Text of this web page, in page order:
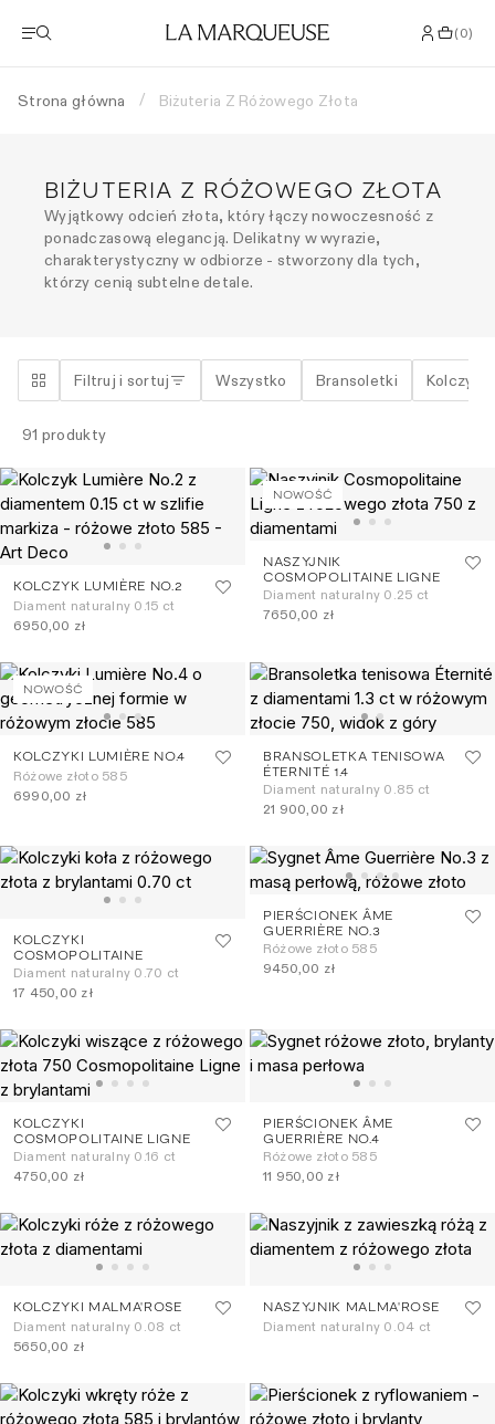
(0)
Strona główna / Biżuteria Z Różowego Złota
BIŻUTERIA Z RÓŻOWEGO ZŁOTA
Wyjątkowy odcień złota, który łączy nowoczesność z
ponadczasową elegancją. Delikatny w wyrazie,
charakterystyczny w odbiorze - stworzony dla tych,
którzy cenią subtelne detale.
Filtruj i sortuj Wszystko Bransoletki Kolczyki
91 produkty
KOLCZYK LUMIÈRE NO.2
Diament naturalny 0.15 ct
6950,00 zł
NOWOŚĆ
NASZYJNIK
COSMOPOLITAINE LIGNE
Diament naturalny 0.25 ct
7650,00 zł
NOWOŚĆ
KOLCZYKI LUMIÈRE NO.4
Różowe złoto 585
6990,00 zł
BRANSOLETKA TENISOWA
ÉTERNITÉ 1.4
Diament naturalny 0.85 ct
21 900,00 zł
KOLCZYKI
COSMOPOLITAINE
Diament naturalny 0.70 ct
17 450,00 zł
PIERŚCIONEK ÂME
GUERRIÈRE NO.3
Różowe złoto 585
9450,00 zł
KOLCZYKI
COSMOPOLITAINE LIGNE
Diament naturalny 0.16 ct
4750,00 zł
PIERŚCIONEK ÂME
GUERRIÈRE NO.4
Różowe złoto 585
11 950,00 zł
KOLCZYKI MALMA'ROSE
Diament naturalny 0.08 ct
5650,00 zł
NASZYJNIK MALMA'ROSE
Diament naturalny 0.04 ct